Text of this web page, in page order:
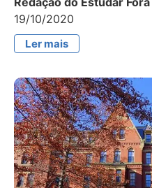
19/10/2020
Ler mais